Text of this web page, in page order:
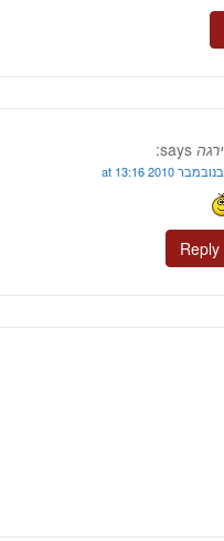
says:
Reply